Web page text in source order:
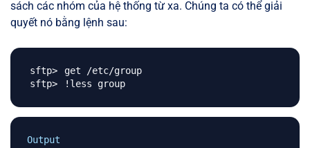
sách các nhóm của hệ thống từ xa. Chúng ta có thể giải
quyết nó bằng lệnh sau:
!
Output